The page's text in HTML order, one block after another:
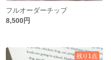
フルオーダーチップ
8,500円
残り1点